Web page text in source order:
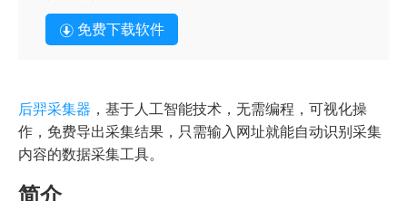
免费下载软件
后羿采集器 ，基于人工智能技术，无需编程，可视化操
作，免费导出采集结果，只需输入网址就能自动识别采集
内容的数据采集工具。
简介